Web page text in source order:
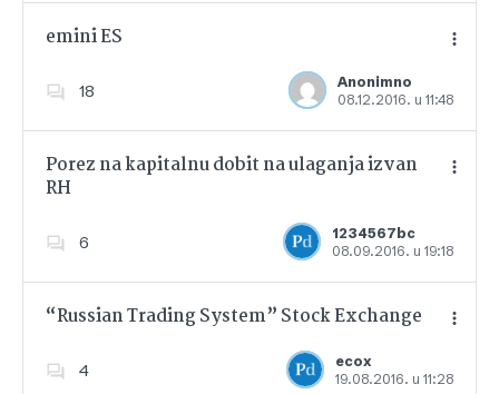
emini ES
18
Anonimno
08.12.2016. u 11:48
Dodajte u favorite
Porez na kapitalnu dobit na ulaganja izvan
RH
6
1234567bc
08.09.2016. u 19:18
Dodajte u favorite
“Russian Trading System” Stock Exchange
4
ecox
19.08.2016. u 11:28
Dodajte u favorite